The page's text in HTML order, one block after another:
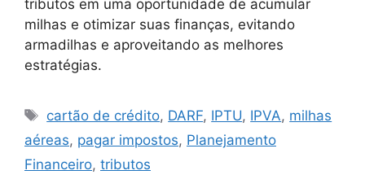
tributos em uma oportunidade de acumular
milhas e otimizar suas finanças, evitando
armadilhas e aproveitando as melhores
estratégias.
Tags
cartão de crédito, DARF, IPTU, IPVA, milhas
aéreas, pagar impostos, Planejamento
Financeiro, tributos